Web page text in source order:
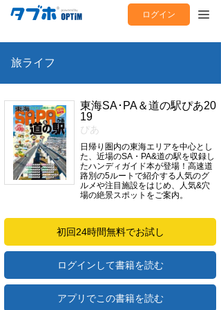
ログイン
旅ライフ
東海SA･PA＆道の駅ぴあ20
19
ぴあ
日帰り圏内の東海エリアを中心とし
た、近場のSA・PA&道の駅を収録し
たハンディガイド本が登場！高速道
路別の5ルートで紹介する人気のグ
ルメや注目施設をはじめ、人気&穴
場の絶景スポットをご案内。
初回24時間無料でお試し
ログインして書籍を読む
アプリでこの書籍を読む